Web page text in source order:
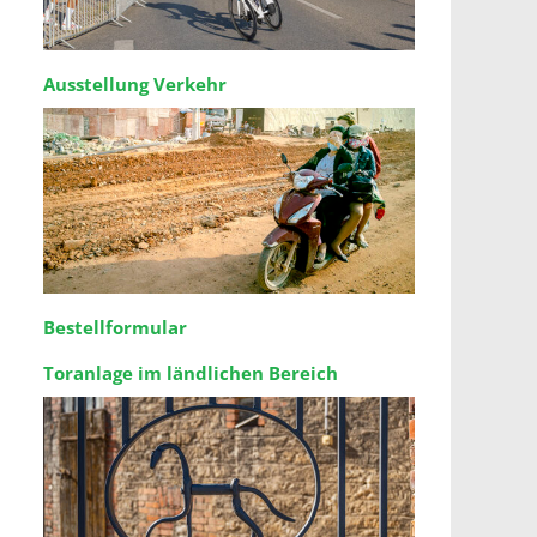
Ausstellung Verkehr
Bestellformular
Toranlage im ländlichen Bereich